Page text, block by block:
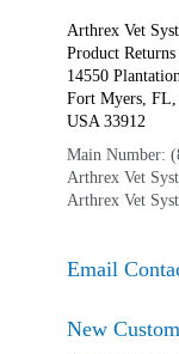
Arthrex Vet
Product
14550
Fort Myers, FL,
USA 33912
Main Number:
Arthrex Vet
Arthrex Vet
Email
New